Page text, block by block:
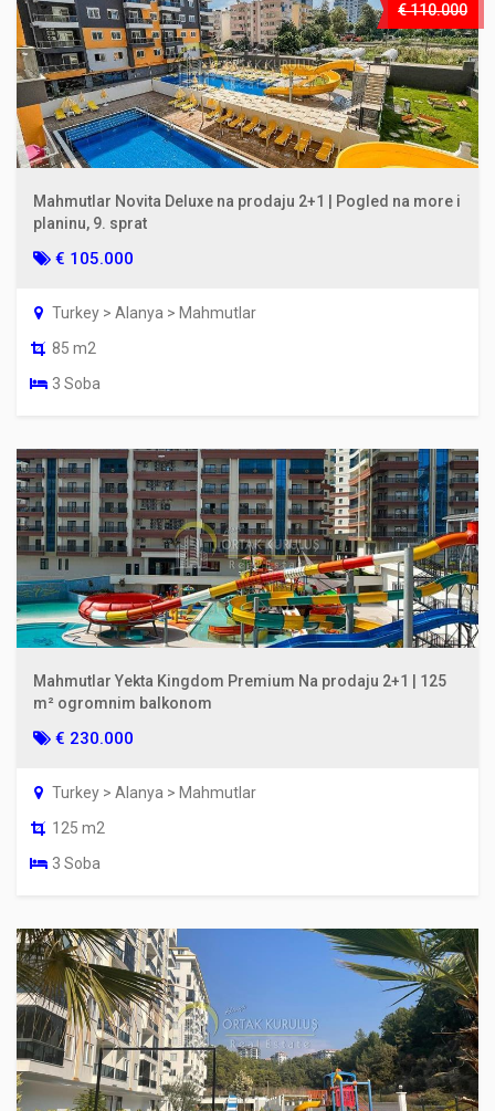
€ 110.000
Mahmutlar Novita Deluxe na prodaju 2+1 | Pogled na more i
planinu, 9. sprat
€ 105.000
Turkey > Alanya > Mahmutlar
85 m2
3 Soba
Mahmutlar Yekta Kingdom Premium Na prodaju 2+1 | 125
m² ogromnim balkonom
€ 230.000
Turkey > Alanya > Mahmutlar
125 m2
3 Soba